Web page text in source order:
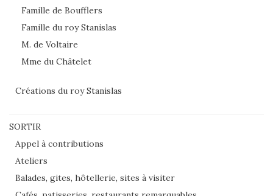
Famille de Boufflers
Famille du roy Stanislas
M. de Voltaire
Mme du Châtelet
Créations du roy Stanislas
SORTIR
Appel à contributions
Ateliers
Balades, gites, hôtellerie, sites à visiter